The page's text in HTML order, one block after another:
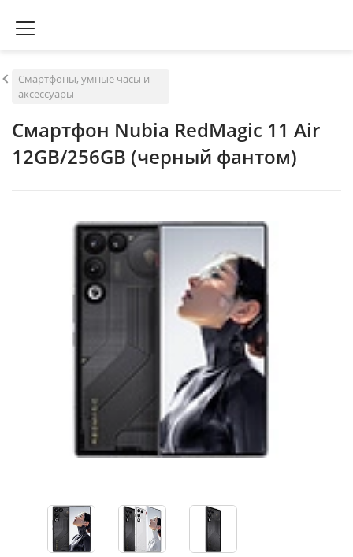
Смартфоны, умные часы и
аксессуары
Смартфон Nubia RedMagic 11 Air
12GB/256GB (черный фантом)